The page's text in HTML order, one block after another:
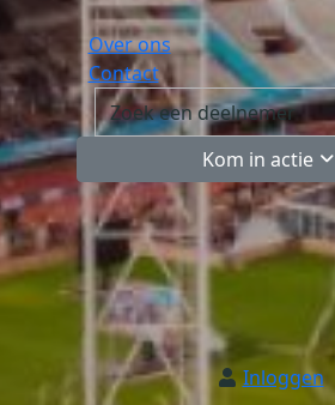
Over ons
Contact
Kom in actie
Inloggen